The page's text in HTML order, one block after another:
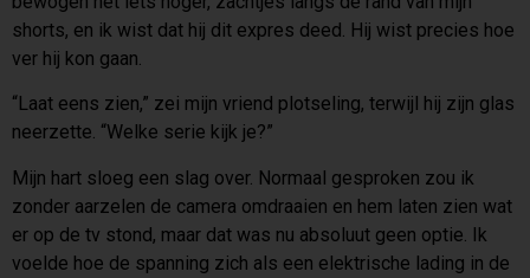
shorts, en ik wist dat hij dit expres deed. Hij wist precies hoe
ver hij kon gaan.
“Laat eens zien,” zei mijn vriend plotseling, terwijl hij zijn glas
neerzette. “Welke serie kijk je?”
Mijn hart sloeg een slag over. Normaal gesproken zou ik
zonder aarzelen de camera omdraaien en hem laten zien wat
er op de tv stond, maar dat was nu absoluut geen optie. Ik
voelde hoe de spanning zich als een elektrische lading in de